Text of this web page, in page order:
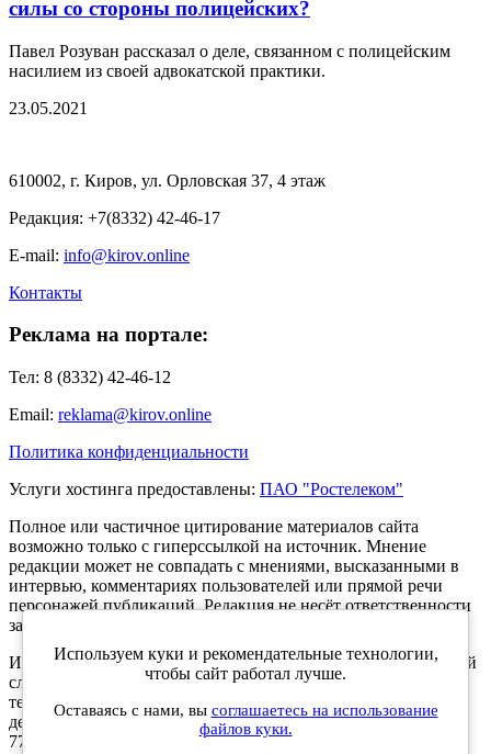
силы со стороны полицейских?
Павел Розуван рассказал о деле, связанном с полицейским
насилием из своей адвокатской практики.
23.05.2021
610002, г. Киров, ул. Орловская 37, 4 этаж
Редакция: +7(8332) 42-46-17
E-mail: info@kirov.online
Контакты
Реклама на портале:
Тел: 8 (8332) 42-46-12
Email: reklama@kirov.online
Политика конфиденциальности
Услуги хостинга предоставлены: ПАО "Ростелеком"
Полное или частичное цитирование материалов сайта
возможно только с гиперссылкой на источник. Мнение
редакции может не совпадать с мнениями, высказанными в
интервью, комментариях пользователей или прямой речи
персонажей публикаций. Редакция не несёт ответственности
за текст комментариев читателей.
Интернет-портал Kirov.online зарегистрирован в Федеральной
службе по надзору в сфере связи, информационных
технологий и массовых коммуникаций (Роскомнадзор) 5
декабря 2019 года. Регистрационный номер ЭЛ № ФС 77 -
77189.
Используем куки и рекомендательные технологии,
чтобы сайт работал лучше.
Оставаясь с нами, вы соглашаетесь на использование
файлов куки.